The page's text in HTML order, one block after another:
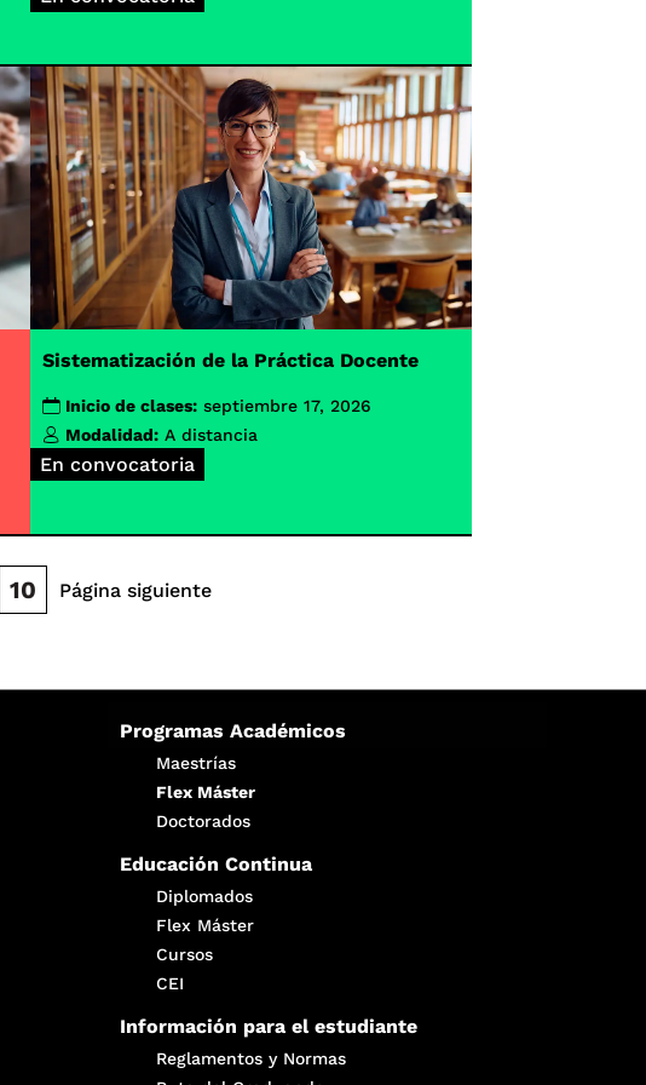
En convocatoria
Sistematización de la Práctica Docente
Inicio de clases: septiembre 17, 2026
Modalidad: A distancia
10 Página siguiente
Programas Académicos
Maestrías
Flex Máster
Doctorados
Educación Continua
Diplomados
Flex Máster
Cursos
CEI
Información para el estudiante
Reglamentos y Normas